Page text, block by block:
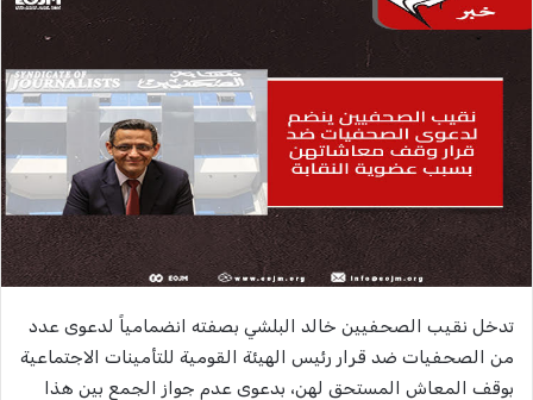
تدخل نقيب الصحفيين خالد البلشي بصفته انضمامياً لدعوى عدد
من الصحفيات ضد قرار رئيس الهيئة القومية للتأمينات الاجتماعية
بوقف المعاش المستحق لهن، بدعوى عدم جواز الجمع بين هذا